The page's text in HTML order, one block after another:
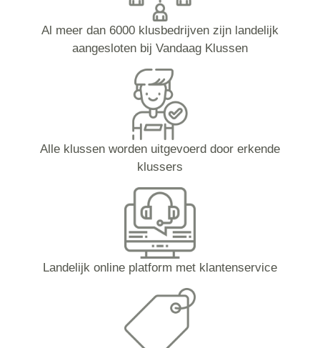
Al meer dan 6000 klusbedrijven zijn landelijk
aangesloten bij Vandaag Klussen
Alle klussen worden uitgevoerd door erkende
klussers
Landelijk online platform met klantenservice